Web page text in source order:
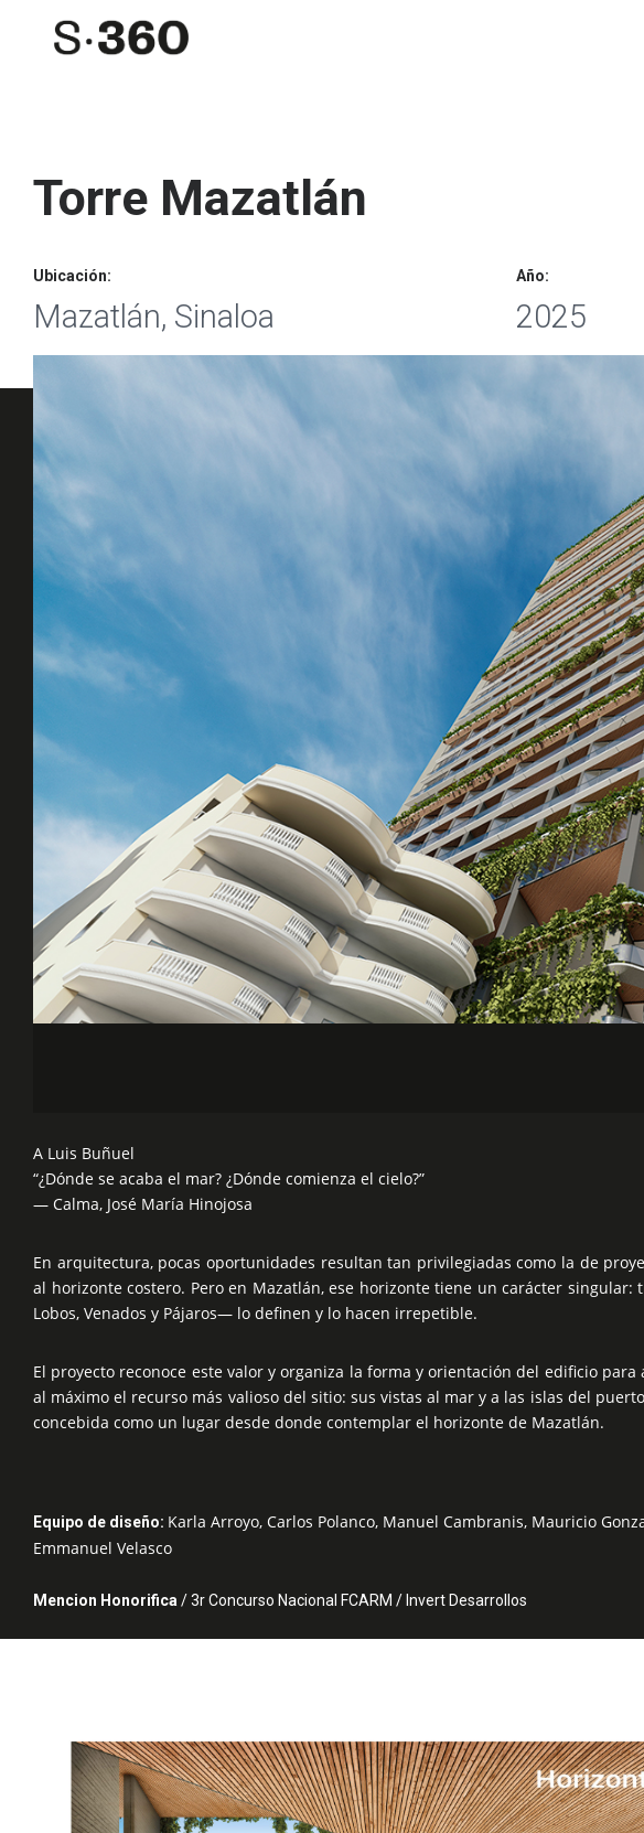
Torre Mazatlán
Ubicación:
Mazatlán, Sinaloa
Año:
2025
A Luis Buñuel
“¿Dónde se acaba el mar? ¿Dónde comienza el cielo?”
— Calma, José María Hinojosa
En arquitectura, pocas oportunidades resultan tan privilegiadas como la de
al horizonte costero. Pero en Mazatlán, ese horizonte tiene un carácter singular:
Lobos, Venados y Pájaros— lo definen y lo hacen irrepetible.
El proyecto reconoce este valor y organiza la forma y orientación del edificio para
al máximo el recurso más valioso del sitio: sus vistas al mar y a las islas del
concebida como un lugar desde donde contemplar el horizonte de Mazatlán.
Equipo de diseño: Karla Arroyo, Carlos Polanco, Manuel Cambranis, Mauricio
Emmanuel Velasco
Mencion Honorifica/ 3r Concurso Nacional FCARM / Invert Desarrollos